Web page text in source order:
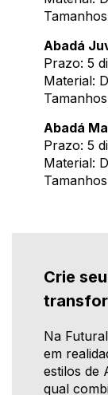
Abadá
Prazo: 5
Material:
Abadá
Prazo: 5
Material:
Crie
Na
em
estilos de
qual